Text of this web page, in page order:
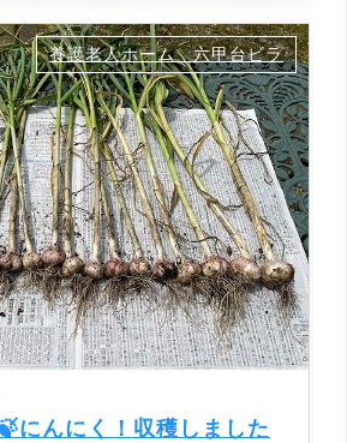
にんにく！収穫しました
養護老人ホーム 六甲台ビラ